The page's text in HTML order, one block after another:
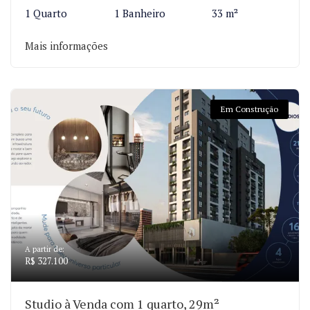
1 Quarto 1 Banheiro 33 m²
Mais informações
Em Construção
A partir de:
R$ 327.100
Studio à Venda com 1 quarto, 29m²